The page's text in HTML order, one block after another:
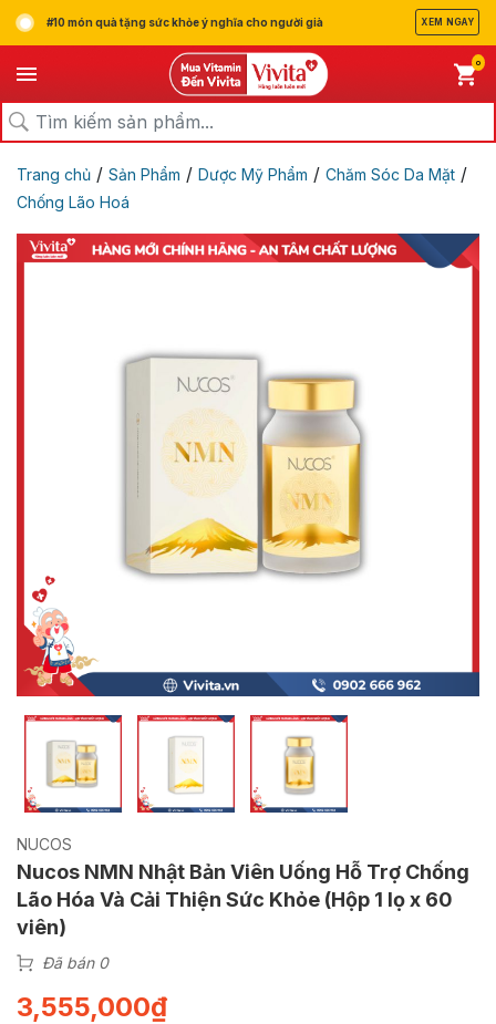
#10 món quà tặng sức khỏe ý nghĩa cho người già XEM NGAY
0
Trang chủ / Sản Phẩm / Dược Mỹ Phẩm / Chăm Sóc Da Mặt /
Chống Lão Hoá
NUCOS
Nucos NMN Nhật Bản Viên Uống Hỗ Trợ Chống
Lão Hóa Và Cải Thiện Sức Khỏe (Hộp 1 lọ x 60
viên)
Đã bán 0
3,555,000₫